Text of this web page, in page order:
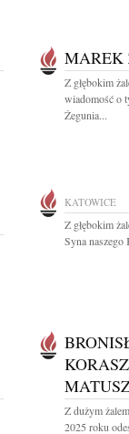
MAREK
Z głębokim
wiadomość o
Żegunia...
KATOWICE
Z głębokim
Syna
Z dużym
2025 roku